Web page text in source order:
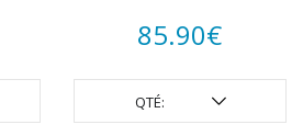
85.90€
QTÉ: